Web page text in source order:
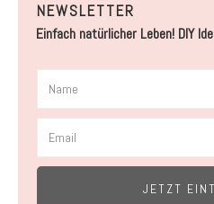
NEWSLETTER
Einfach natürlicher Leben! DIY
JETZT